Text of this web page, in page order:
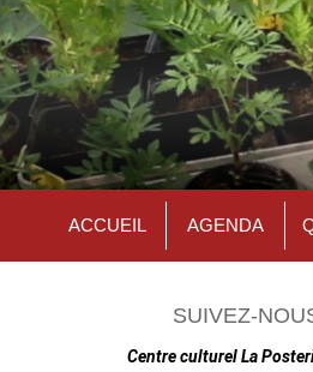
ACCUEIL AGENDA
SUIVEZ-
Centre culturel La